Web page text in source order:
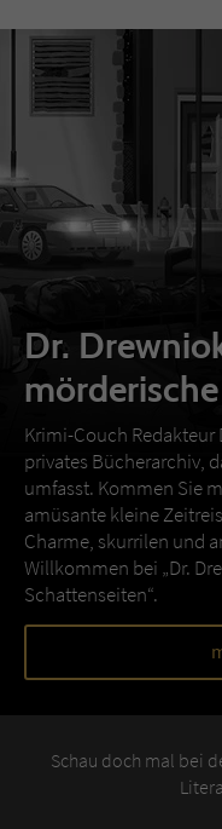
Dr.
Krimi-Couch Redakteur
privates Bücherarchiv,
umfasst. Kommen Sie
amüsante kleine
Charme, skurrilen und
Willkommen bei „Dr.
Schattenseiten“.
Schau doch mal bei